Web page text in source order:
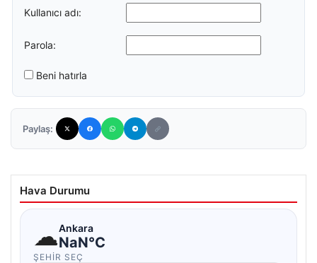
Kullanıcı adı:
Parola:
Beni hatırla
Paylaş:
Hava Durumu
☁Ankara
NaN°C
ŞEHIR SEÇ